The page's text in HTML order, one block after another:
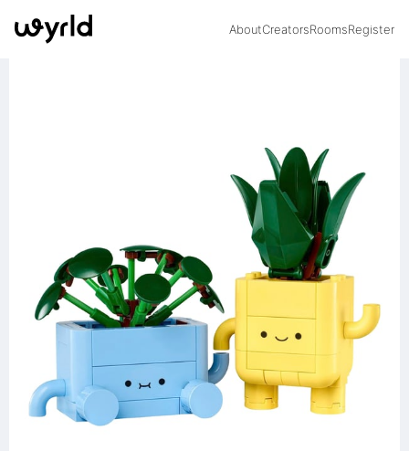
AboutCreatorsRoomsRegister